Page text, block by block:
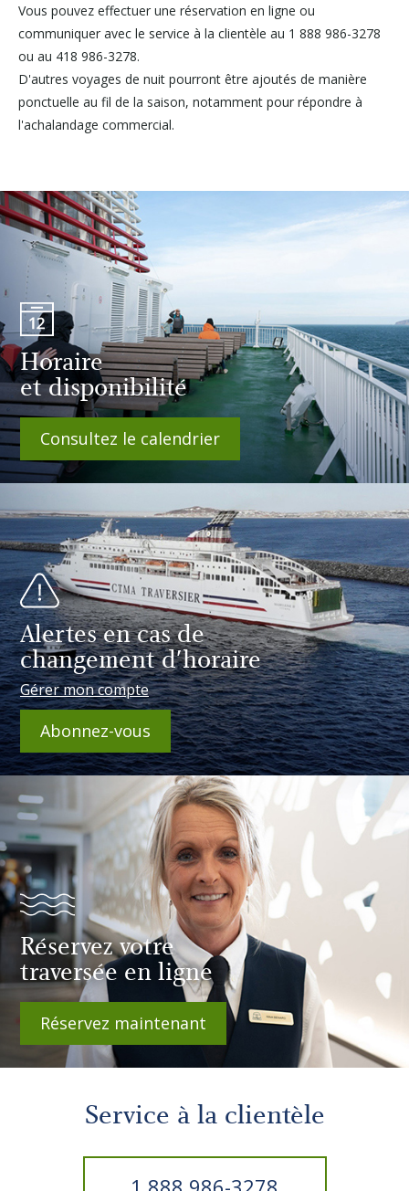
Vous pouvez effectuer une réservation en ligne ou
communiquer avec le service à la clientèle au 1 888 986-3278
ou au 418 986-3278.
D'autres voyages de nuit pourront être ajoutés de manière
ponctuelle au fil de la saison, notamment pour répondre à
l'achalandage commercial.
Horaire
et disponibilité
Consultez le calendrier
Alertes en cas de
changement d'horaire
Gérer mon compte
Abonnez-vous
Réservez votre
traversée en ligne
Réservez maintenant
Service à la clientèle